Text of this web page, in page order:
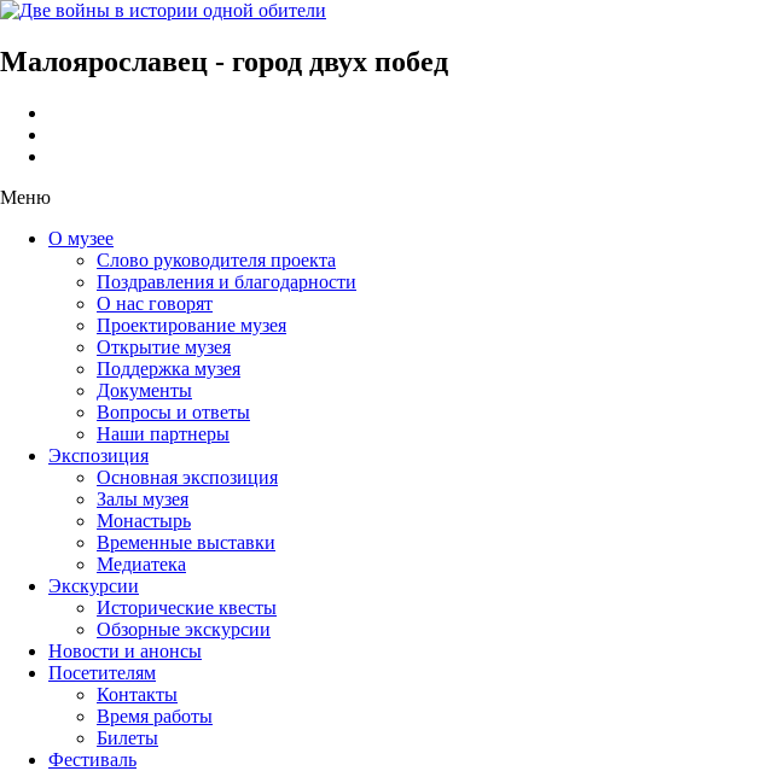
Малоярославец - город двух побед
Меню
О музее
Слово руководителя проекта
Поздравления и благодарности
О нас говорят
Проектирование музея
Открытие музея
Поддержка музея
Документы
Вопросы и ответы
Наши партнеры
Экспозиция
Основная экспозиция
Залы музея
Монастырь
Временные выставки
Медиатека
Экскурсии
Исторические квесты
Обзорные экскурсии
Новости и анонсы
Посетителям
Контакты
Время работы
Билеты
Фестиваль